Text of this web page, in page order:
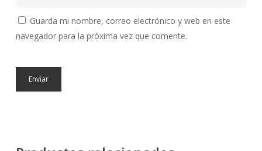
Guarda mi nombre, correo electrónico y web en este
navegador para la próxima vez que comente.